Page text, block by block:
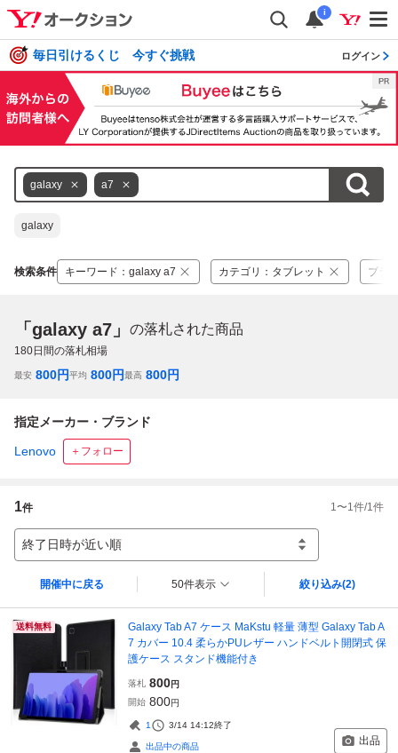
i
毎日引けるくじ 今すぐ挑戦 ログイン
galaxy a7
galaxy
検索条件 キーワード ： galaxy a7 カテゴリ ： タブレット ブラ
「galaxy a7」 の落札された商品
180日間の落札相場
最安 800円平均 800円最高 800円
指定メーカー・ブランド
Lenovo ＋フォロー
1件 1 〜1 件/1 件
終了日時が近い順
開催中に戻る 50件表示 絞り込み(2)
送料無料
Galaxy Tab A7 ケース MaKstu 軽量 薄型 Galaxy Tab A
7 カバー 10.4 柔らかPUレザー ハンドベルト開閉式 保
護ケース スタンド機能付き
落札 800円
開始 800円
1 3/14 14:12終了
出品中の商品 出品